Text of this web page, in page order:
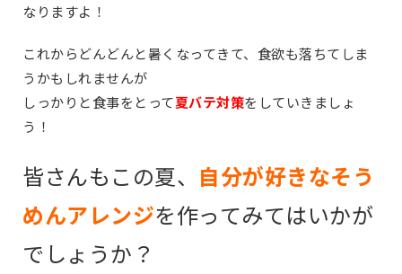
なりますよ！
これからどんどんと暑くなってきて、食欲も落ちてしま
うかもしれませんが
しっかりと食事をとって夏バテ対策をしていきましょ
う！
皆さんもこの夏、 自分が好きなそう
めんアレンジを作ってみてはいかが
でしょうか？